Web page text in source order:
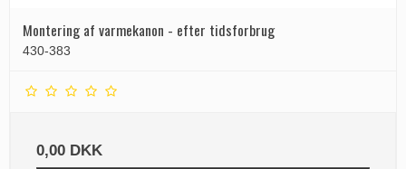
Montering af varmekanon - efter tidsforbrug
430-383
0,00 DKK